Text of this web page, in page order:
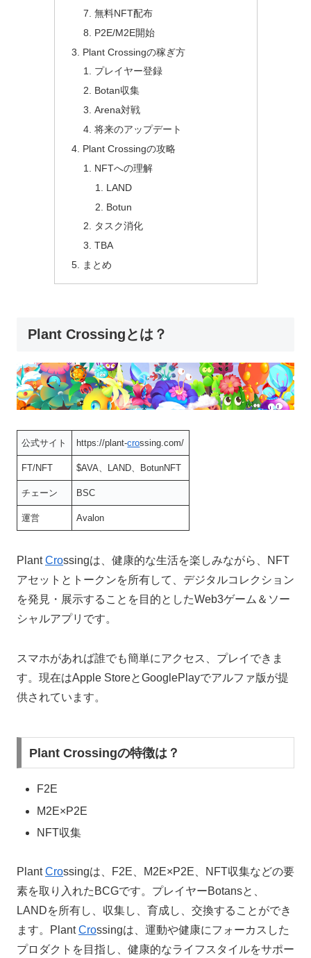
無料NFT配布
P2E/M2E開始
Plant Crossingの稼ぎ方
プレイヤー登録
Botan収集
Arena対戦
将来のアップデート
Plant Crossingの攻略
NFTへの理解
LAND
Botun
タスク消化
TBA
まとめ
Plant Crossingとは？
公式サイト https://plant-crossing.com/
FT/NFT $AVA、LAND、BotunNFT
チェーン BSC
運営 Avalon
PlantCrossingは、健康的な生活を楽しみながら、NFT
アセットとトークンを所有して、デジタルコレクション
を発見・展示することを目的としたWeb3ゲーム＆ソー
シャルアプリです。
スマホがあれば誰でも簡単にアクセス、プレイできま
す。現在はApple StoreとGooglePlayでアルファ版が提
供されています。
Plant Crossingの特徴は？
F2E
M2E×P2E
NFT収集
PlantCrossingは、F2E、M2E×P2E、NFT収集などの要
素を取り入れたBCGです。プレイヤーBotansと、
LANDを所有し、収集し、育成し、交換することができ
ます。PlantCrossingは、運動や健康にフォーカスした
プロダクトを目指し、健康的なライフスタイルをサポー